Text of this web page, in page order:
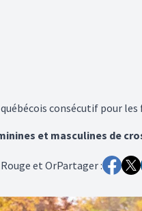
consécutif pour les
et masculines de
et OrPartager :